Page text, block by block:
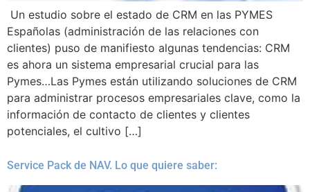
Un estudio sobre el estado de CRM en las PYMES
Españolas (administración de las relaciones con
clientes) puso de manifiesto algunas tendencias: CRM
es ahora un sistema empresarial crucial para las
Pymes…Las Pymes están utilizando soluciones de CRM
para administrar procesos empresariales clave, como la
información de contacto de clientes y clientes
potenciales, el cultivo […]
Service Pack de NAV. Lo que quiere saber: